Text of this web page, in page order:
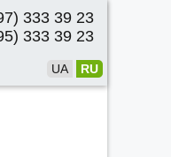
333 39 23
333 39 23
UA RU